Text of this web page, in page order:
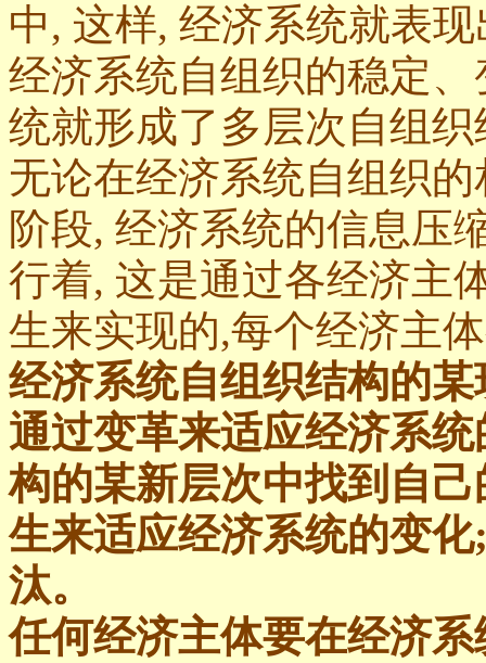
中, 这样, 经济系统就表
经济系统自组织的稳定
统就形成了多层次自组织
无论在经济系统自组织
阶段, 经济系统的信息压
行着, 这是通过各经济主
生来实现的,每个经济主
经济系统自组织结构的
通过变革来适应经济系
构的某新层次中找到自
生来适应经济系统的变
汰。
任何经济主体要在经济